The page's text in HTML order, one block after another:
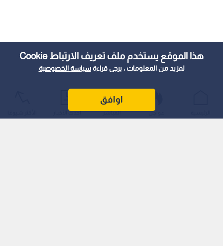
هذا الموقع يستخدم ملف تعريف الارتباط Cookie
لمزيد من المعلومات ، يرجى قراءةسياسة الخصوصية
اوافق
عواجل المباشر أحدث الأخبار